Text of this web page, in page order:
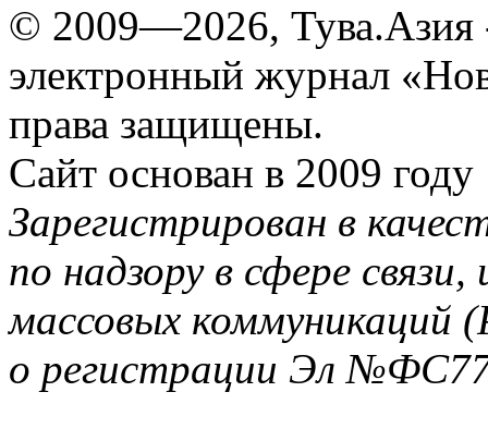
© 2009—2026, Тува.Азия
электронный журнал
права защищены.
Сайт основан в 2009 году
Зарегистрирован в
по надзору в сфере
массовых коммуникаций
о регистрации Эл